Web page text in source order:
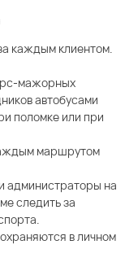
каждым клиентом.
мажорных
автобусами
поломке или при
маршрутом
администраторы на
следить за
в личном